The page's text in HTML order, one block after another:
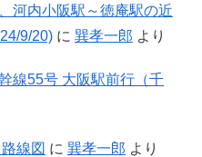
河内小阪駅～徳庵駅の近
9/20) に 巽孝一郎 より
線55号 大阪駅前行（千
線図 に 巽孝一郎 より